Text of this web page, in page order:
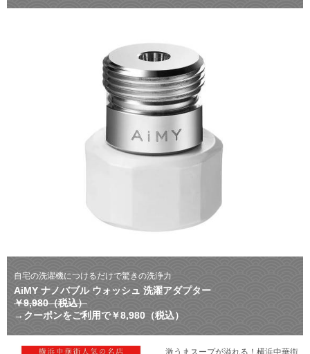
自宅の洗濯機につけるだけで驚きの洗浄力
AiMY ナノバブル ウォッシュ 洗濯アダプター
￥9,980（税込）
→クーポンをご利用で￥8,980（税込）
激うまスープが溢れる！横浜中華街